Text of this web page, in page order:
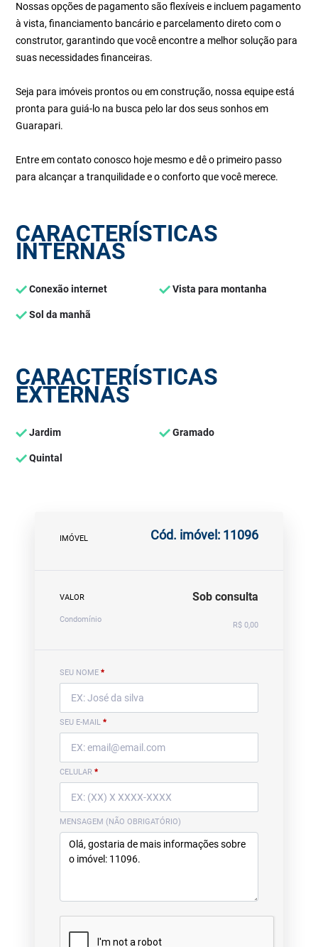
Nossas opções de pagamento são flexíveis e incluem pagamento
à vista, financiamento bancário e parcelamento direto com o
construtor, garantindo que você encontre a melhor solução para
suas necessidades financeiras.
Seja para imóveis prontos ou em construção, nossa equipe está
pronta para guiá-lo na busca pelo lar dos seus sonhos em
Guarapari.
Entre em contato conosco hoje mesmo e dê o primeiro passo
para alcançar a tranquilidade e o conforto que você merece.
CARACTERÍSTICAS
INTERNAS
Conexão internet Vista para montanha
Sol da manhã
CARACTERÍSTICAS
EXTERNAS
Jardim Gramado
Quintal
IMÓVEL Cód. imóvel: 11096
VALOR Sob consulta
Condomínio
R$ 0,00
SEU NOME *
SEU E-MAIL *
CELULAR *
MENSAGEM (NÃO OBRIGATÓRIO)